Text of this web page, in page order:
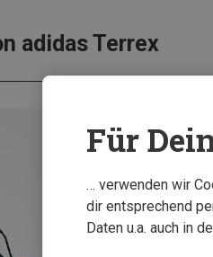
adidas Terrex
Für
… verwenden wir
dir entsprechend
Daten u.a. auch in